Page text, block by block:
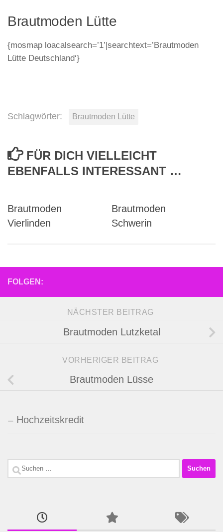
Brautmoden Lütte
{mosmap loacalsearch=’1’|searchtext=’Brautmoden
Lütte Deutschland‘}
Schlagwörter: Brautmoden Lütte
FÜR DICH VIELLEICHT
EBENFALLS INTERESSANT …
Brautmoden
Vierlinden
Brautmoden
Schwerin
FOLGEN:
NÄCHSTER BEITRAG
Brautmoden Lutzketal
VORHERIGER BEITRAG
Brautmoden Lüsse
Hochzeitskredit
Suchen